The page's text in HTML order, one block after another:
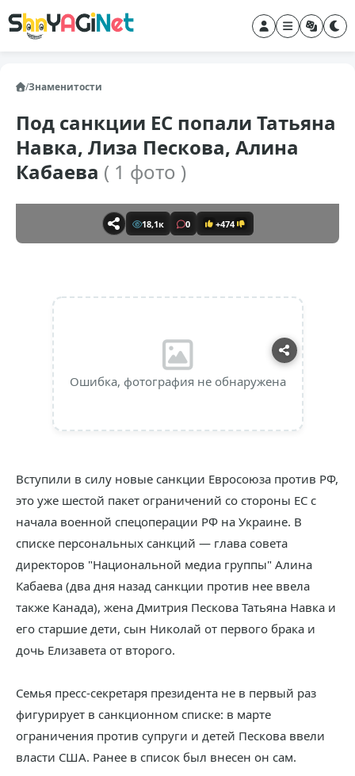
/Знаменитости
Под санкции ЕС попали Татьяна
Навка, Лиза Пескова, Алина
Кабаева ( 1 фото )
18,1к 0 +474
Ошибка, фотография не обнаружена
Вступили в силу новые санкции Евросоюза против РФ,
это уже шестой пакет ограничений со стороны ЕС с
начала военной спецоперации РФ на Украине. В
списке персональных санкций — глава совета
директоров "Национальной медиа группы" Алина
Кабаева (два дня назад санкции против нее ввела
также Канада), жена Дмитрия Пескова Татьяна Навка и
его старшие дети, сын Николай от первого брака и
дочь Елизавета от второго.
Семья пресс-секретаря президента не в первый раз
фигурирует в санкционном списке: в марте
ограничения против супруги и детей Пескова ввели
власти США. Ранее в список был внесен он сам.